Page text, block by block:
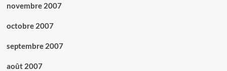
novembre 2007
octobre 2007
septembre 2007
août 2007